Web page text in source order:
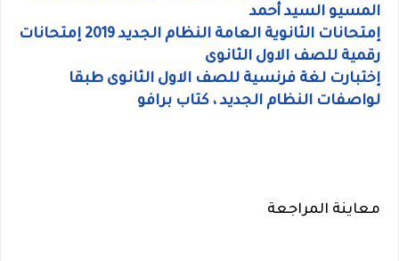
المسيو السيد أحمد
إمتحانات الثانوية العامة النظام الجديد 2019 إمتحانات
رقمية للصف الاول الثانوى
إختبارت لغة فرنسية للصف الاول الثانوى طبقا
لواصفات النظام الجديد ، كتاب برافو
معاينة المراجعة